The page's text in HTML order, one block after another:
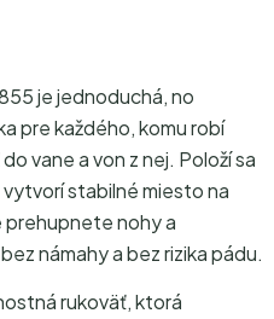
je jednoduchá, no
pre každého, komu robí
vane a von z nej. Položí sa
stabilné miesto na
nohy a
námahy a bez rizika pádu.
rukoväť, ktorá